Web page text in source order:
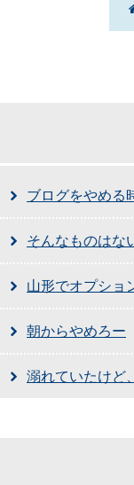
ブログをやめる
そんなものはな
山形でオプショ
朝からやめろー
溺れていたけど